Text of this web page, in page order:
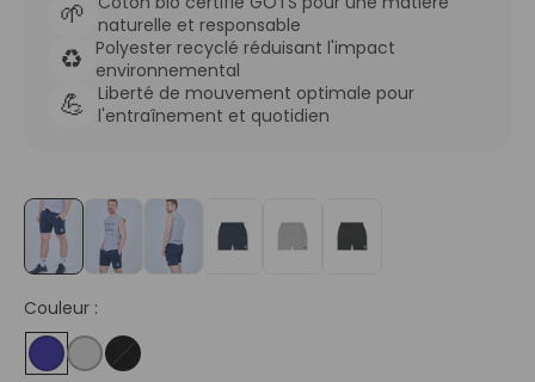
🌱 naturelle et responsable
♻️ Polyester recyclé réduisant l'impact
environnemental
💪
Liberté de mouvement optimale pour
l'entraînement et quotidien
Couleur :